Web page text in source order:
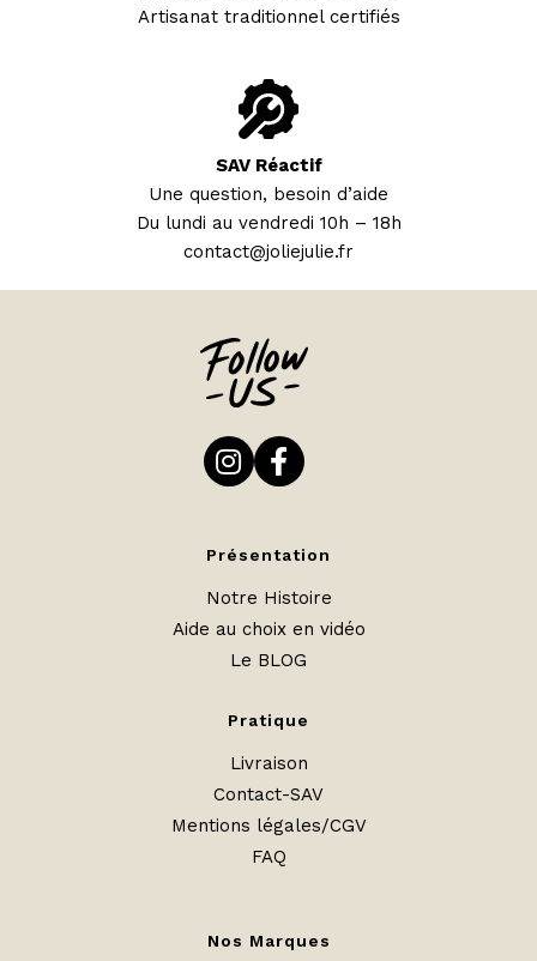
Artisanat traditionnel certifiés
SAV Réactif
Une question, besoin d’aide
Du lundi au vendredi 10h – 18h
contact@joliejulie.fr
Présentation
Notre Histoire
Aide au choix en vidéo
Le BLOG
Pratique
Livraison
Contact-SAV
Mentions légales/CGV
FAQ
Nos Marques